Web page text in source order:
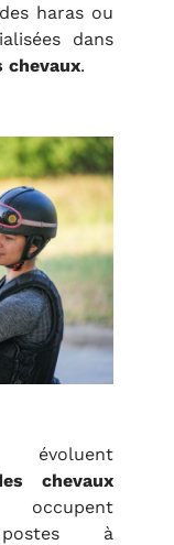
haras ou
dans
chevaux.
évoluent
chevaux
postes à